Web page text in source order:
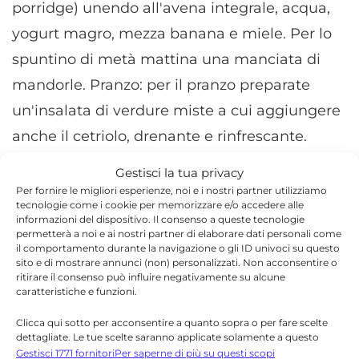
Gestisci la tua privacy
Per fornire le migliori esperienze, noi e i nostri partner utilizziamo
tecnologie come i cookie per memorizzare e/o accedere alle
informazioni del dispositivo. Il consenso a queste tecnologie
permetterà a noi e ai nostri partner di elaborare dati personali come
il comportamento durante la navigazione o gli ID univoci su questo
sito e di mostrare annunci (non) personalizzati. Non acconsentire o
ritirare il consenso può influire negativamente su alcune
caratteristiche e funzioni.
Clicca qui sotto per acconsentire a quanto sopra o per fare scelte
dettagliate. Le tue scelte saranno applicate solamente a questo
sito. È possibile modificare le impostazioni in qualsiasi momento,
Gestisci 1771 fornitoriPer saperne di più su questi scopi
porridge) unendo all'avena integrale, acqua,
yogurt magro, mezza banana e miele. Per lo
spuntino di metà mattina una manciata di
mandorle. Pranzo: per il pranzo preparate
un'insalata di verdure miste a cui aggiungere
anche il cetriolo, drenante e rinfrescante.
extravergine di oliva, succo di limone, salsa
allo yogurt e aglio. Accompagnate con una
fettina di pane integrale o una galletta di
avena integrale. Per la merenda una tisana o
un frutto. Cena: per l'ultima sera potete
preparare una porzione di salmone con
contorno di patate al forno e carciofi al vapore.